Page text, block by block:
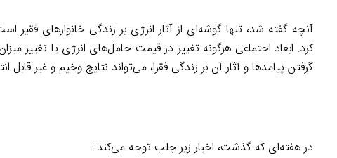
آنچه گفته شد، تنها گوشه‌ای از آثار انرژی بر زندگی خانوارهای
کرد. ابعاد اجتماعی هرگونه تغییر در قیمت حامل‌های انرژی یا تغییر
گرفتن پیامدها و آثار آن بر زندگی فقرا، می‌تواند نتایج وخیم و غیر قابل
در هفته‌ای که گذشت، اخبار زیر جلب توجه می‌کند: